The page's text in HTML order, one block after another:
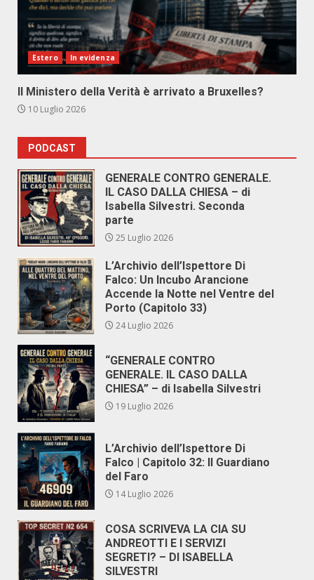
Estero In evidenza
Il Ministero della Verità è arrivato a Bruxelles?
10 Luglio 2026
PODCAST
GENERALE CONTRO GENERALE.
IL CASO DALLA CHIESA – di
Isabella Silvestri. Seconda
parte
25 Luglio 2026
L’Archivio dell’Ispettore Di
Falco: Un Incubo Arancione
Accende la Notte nel Ventre del
Porto (Capitolo 33)
24 Luglio 2026
“GENERALE CONTRO
GENERALE. IL CASO DALLA
CHIESA” – di Isabella Silvestri
19 Luglio 2026
L’Archivio dell’Ispettore Di
Falco | Capitolo 32: Il Guardiano
del Faro
14 Luglio 2026
COSA SCRIVEVA LA CIA SU
ANDREOTTI E I SERVIZI
SEGRETI? – DI ISABELLA
SILVESTRI